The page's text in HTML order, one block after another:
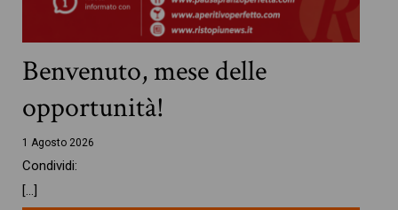
Benvenuto, mese delle
opportunità!
1 Agosto 2026
Condividi:
[…]